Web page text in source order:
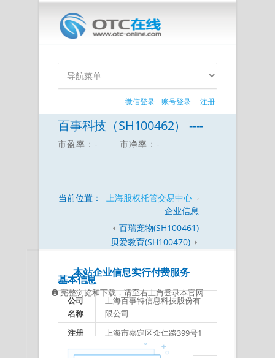
微信登录 账号登录 注册
百事科技（SH100462） ----
市盈率：- 市净率：-
当前位置：
上海股权托管交易中心
企业信息
百瑞宠物(SH100461)
贝爱教育(SH100470)
基本信息
公司
名称
上海百事特信息科技股份有
限公司
注册
上海市嘉定区众仁路399号1
幢B区5491室
本站企业信息实行付费服务
完整浏览和下载，请至右上角登录本官网